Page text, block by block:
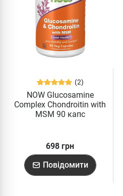
(2)
NOW Glucosamine
Complex Chondroitin with
MSM 90 капс
698 грн
Повідомити